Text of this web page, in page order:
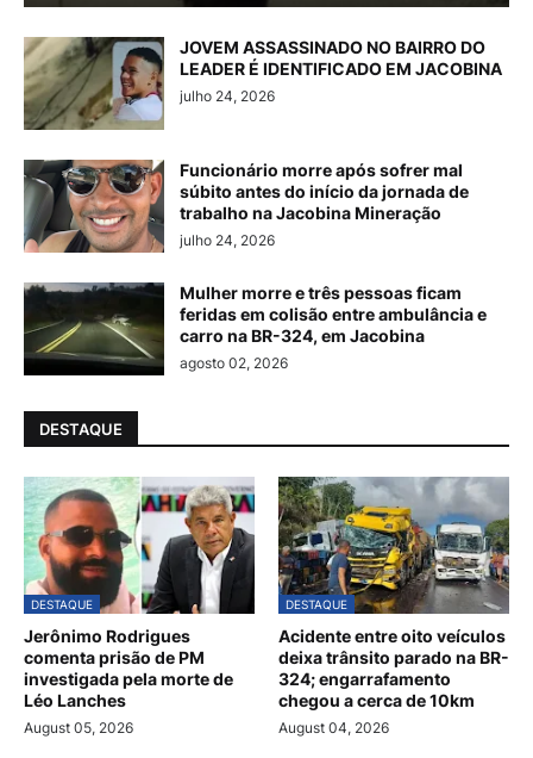
JOVEM ASSASSINADO NO BAIRRO DO
LEADER É IDENTIFICADO EM JACOBINA
julho 24, 2026
Funcionário morre após sofrer mal
súbito antes do início da jornada de
trabalho na Jacobina Mineração
julho 24, 2026
Mulher morre e três pessoas ficam
feridas em colisão entre ambulância e
carro na BR-324, em Jacobina
agosto 02, 2026
DESTAQUE
DESTAQUE
Jerônimo Rodrigues
comenta prisão de PM
investigada pela morte de
Léo Lanches
August 05, 2026
DESTAQUE
Acidente entre oito veículos
deixa trânsito parado na BR-
324; engarrafamento
chegou a cerca de 10km
August 04, 2026